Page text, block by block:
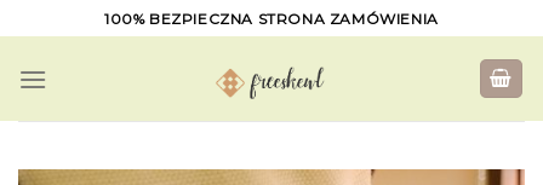
to
content
100% BEZPIECZNA STRONA ZAMÓWIENIA